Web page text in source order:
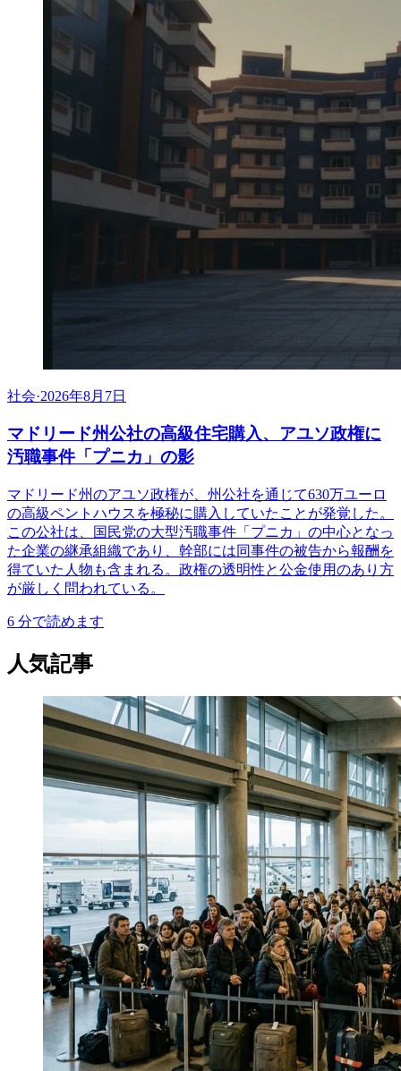
社会·2026年8月7日
マドリード州公社の高級住宅購入、アユソ政権に
汚職事件「プニカ」の影
マドリード州のアユソ政権が、州公社を通じて630万ユーロ
の高級ペントハウスを極秘に購入していたことが発覚した。
この公社は、国民党の大型汚職事件「プニカ」の中心となっ
た企業の継承組織であり、幹部には同事件の被告から報酬を
得ていた人物も含まれる。政権の透明性と公金使用のあり方
が厳しく問われている。
6 分で読めます
人気記事